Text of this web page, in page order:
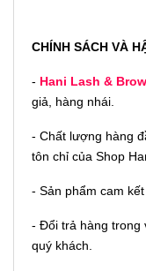
CHÍNH SÁCH VÀ
- Hani Lash & Brow
giả, hàng nhái.
- Chất lượng hàng
tôn chỉ của Shop
- Sản phẩm cam
- Đổi trả hàng trong
quý khách.